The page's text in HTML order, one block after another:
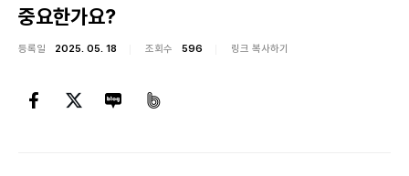
중요한가요?
등록일 2025. 05. 18 조회수 596 링크 복사하기